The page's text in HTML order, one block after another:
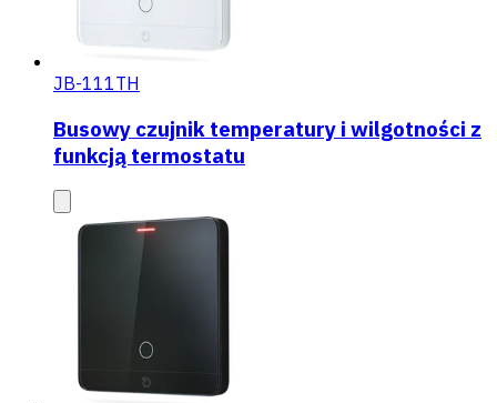
JB-111TH
Busowy czujnik temperatury i wilgotności z
funkcją termostatu